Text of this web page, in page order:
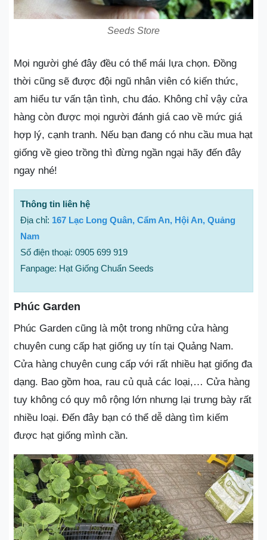
Seeds Store
Mọi người ghé đây đều có thể mái lựa chọn. Đồng
thời cũng sẽ được đội ngũ nhân viên có kiến thức,
am hiểu tư vấn tận tình, chu đáo. Không chỉ vậy cửa
hàng còn được mọi người đánh giá cao về mức giá
hợp lý, cạnh tranh. Nếu bạn đang có nhu cầu mua hạt
giống về gieo trồng thì đừng ngần ngại hãy đến đây
ngay nhé!
Thông tin liên hệ
Địa chỉ: 167 Lạc Long Quân, Cẩm An, Hội An, Quảng
Nam
Số điện thoại: 0905 699 919
Fanpage: Hạt Giống Chuẩn Seeds
Phúc Garden
Phúc Garden cũng là một trong những cửa hàng
chuyên cung cấp hạt giống uy tín tại Quảng Nam.
Cửa hàng chuyên cung cấp với rất nhiều hạt giống đa
dạng. Bao gồm hoa, rau củ quả các loại,… Cửa hàng
tuy không có quy mô rộng lớn nhưng lại trưng bày rất
nhiều loại. Đến đây bạn có thể dễ dàng tìm kiếm
được hạt giống mình cần.